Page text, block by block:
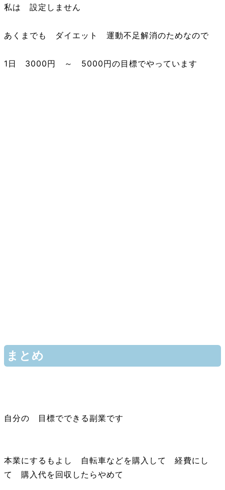
私は 設定しません
あくまでも ダイエット 運動不足解消のためなので
1日 3000円 ～ 5000円の目標でやっています
まとめ
自分の 目標でできる副業です
本業にするもよし 自転車などを購入して 経費にし
て 購入代を回収したらやめて